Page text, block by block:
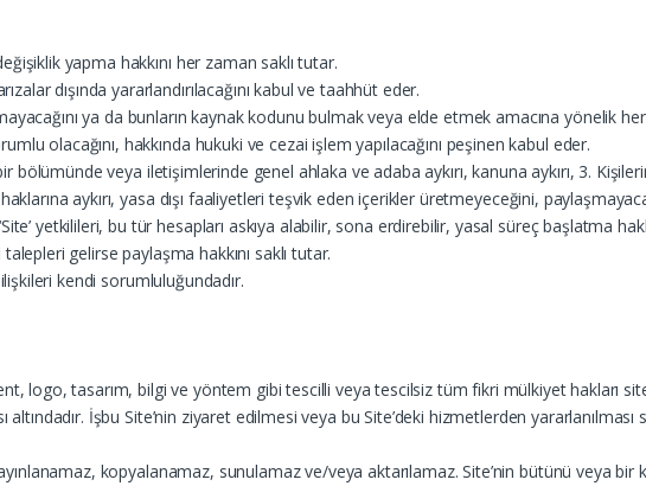
yapma hakkını her zaman saklı tutar.
dışında yararlandırılacağını kabul ve taahhüt eder.
ya da bunların kaynak kodunu bulmak veya elde etmek amacına yönelik
olacağını, hakkında hukuki ve cezai işlem yapılacağını peşinen kabul eder.
veya iletişimlerinde genel ahlaka ve adaba aykırı, kanuna aykırı, 3. Kişilerin
aykırı, yasa dışı faaliyetleri teşvik eden içerikler üretmeyeceğini,
yetkilileri, bu tür hesapları askıya alabilir, sona erdirebilir, yasal süreç başlatma
gelirse paylaşma hakkını saklı tutar.
kendi sorumluluğundadır.
logo, tasarım, bilgi ve yöntem gibi tescilli veya tescilsiz tüm fikri mülkiyet hakları
İşbu Site’nin ziyaret edilmesi veya bu Site’deki hizmetlerden
kopyalanamaz, sunulamaz ve/veya aktarılamaz. Site’nin bütünü veya bir